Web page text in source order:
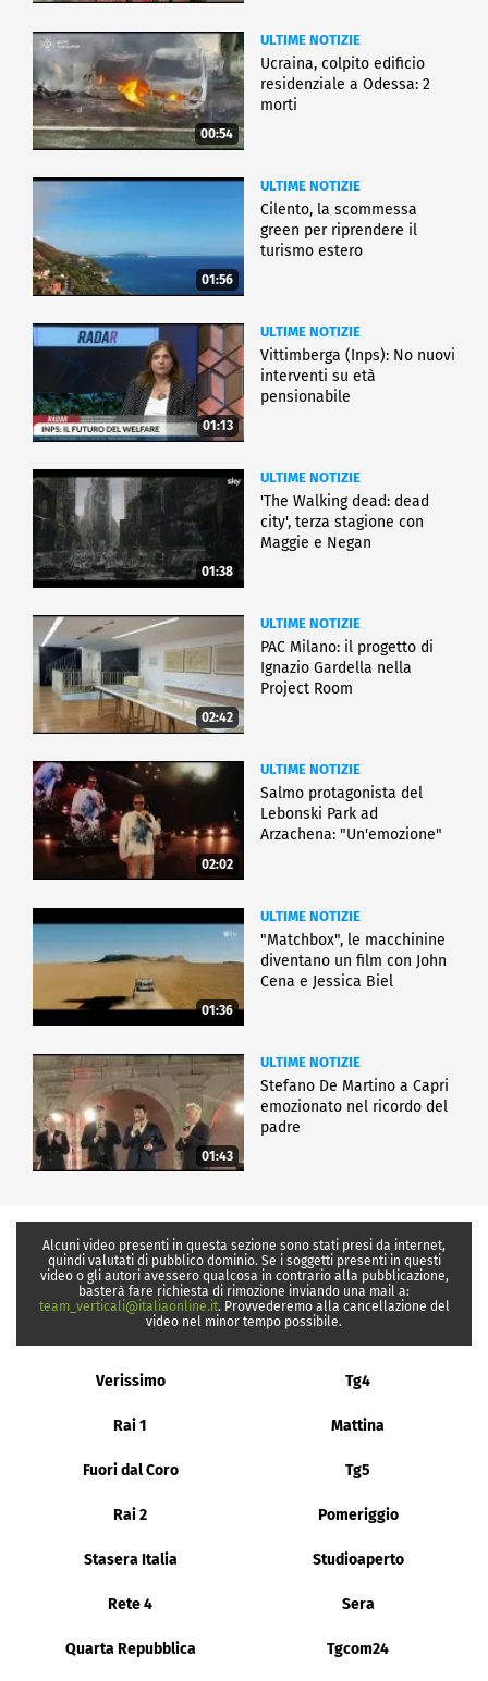
00:54
ULTIME NOTIZIE
Ucraina, colpito edificio
residenziale a Odessa: 2
morti
01:56
ULTIME NOTIZIE
Cilento, la scommessa
green per riprendere il
turismo estero
01:13
ULTIME NOTIZIE
Vittimberga (Inps): No nuovi
interventi su età
pensionabile
01:38
ULTIME NOTIZIE
'The Walking dead: dead
city', terza stagione con
Maggie e Negan
02:42
ULTIME NOTIZIE
PAC Milano: il progetto di
Ignazio Gardella nella
Project Room
02:02
ULTIME NOTIZIE
Salmo protagonista del
Lebonski Park ad
Arzachena: "Un'emozione"
01:36
ULTIME NOTIZIE
"Matchbox", le macchinine
diventano un film con John
Cena e Jessica Biel
01:43
ULTIME NOTIZIE
Stefano De Martino a Capri
emozionato nel ricordo del
padre
Alcuni video presenti in questa sezione sono stati presi da internet,
quindi valutati di pubblico dominio. Se i soggetti presenti in questi
video o gli autori avessero qualcosa in contrario alla pubblicazione,
basterà fare richiesta di rimozione inviando una mail a:
team_verticali@italiaonline.it. Provvederemo alla cancellazione del
video nel minor tempo possibile.
Verissimo Tg4
Rai 1 Mattina
Fuori dal Coro Tg5
Rai 2 Pomeriggio
Stasera Italia Studioaperto
Rete 4 Sera
Quarta Repubblica Tgcom24